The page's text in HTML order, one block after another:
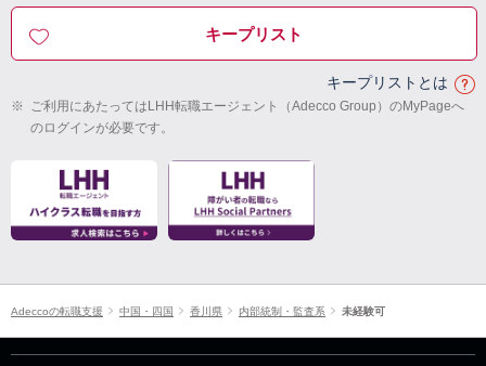
キープリスト
キープリストとは
※ ご利用にあたってはLHH転職エージェント（Adecco Group）のMyPageへ
のログインが必要です。
Adeccoの転職支援 中国・四国 香川県 内部統制・監査系 未経験可